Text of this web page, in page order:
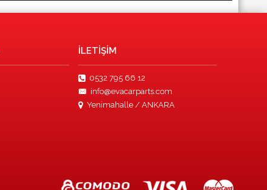
İLETIŞIM
0532 795 66 12
info@evacarparts.com
Yenimahalle / ANKARA